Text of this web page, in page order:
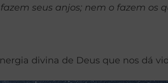
seus anjos; nem o fazem os
divina de Deus que nos dá